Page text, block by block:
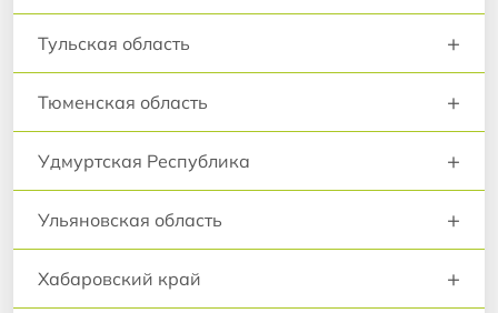
Тульская область +
Тюменская область +
Удмуртская Республика +
Ульяновская область +
Хабаровский край +